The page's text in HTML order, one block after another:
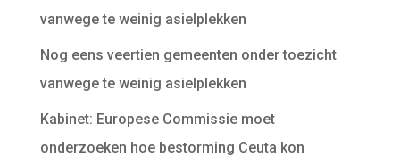
vanwege te weinig asielplekken
Nog eens veertien gemeenten onder toezicht
vanwege te weinig asielplekken
Kabinet: Europese Commissie moet
onderzoeken hoe bestorming Ceuta kon